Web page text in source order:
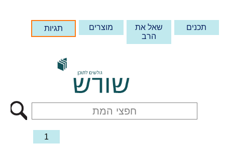
תכנים
שאל את
הרב
מוצרים תגיות
1